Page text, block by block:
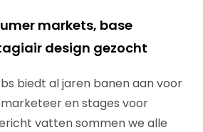
markets, base
design gezocht
biedt al jaren banen aan voor
en stages voor
vatten sommen we alle